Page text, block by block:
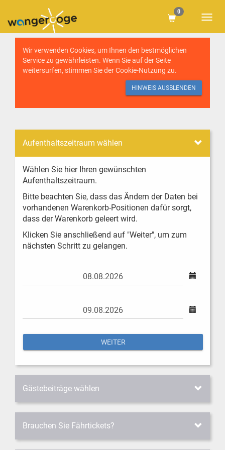
0
Wir verwenden Cookies, um Ihnen den bestmöglichen
Service zu gewährleisten. Wenn Sie auf der Seite
weitersurfen, stimmen Sie derCookie-Nutzung zu.
HINWEIS AUSBLENDEN
Aufenthaltszeitraum wählen
Wählen Sie hier Ihren gewünschten
Aufenthaltszeitraum.
Bitte beachten Sie, dass das Ändern der Daten bei
vorhandenen Warenkorb-Positionen dafür sorgt,
dass der Warenkorb geleert wird.
Klicken Sie anschließend auf "Weiter", um zum
nächsten Schritt zu gelangen.
WEITER
Gästebeiträge wählen
Brauchen Sie Fährtickets?